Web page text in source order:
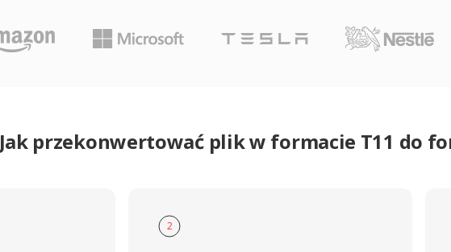
Jak przekonwertować plik w formacie T11 do
2